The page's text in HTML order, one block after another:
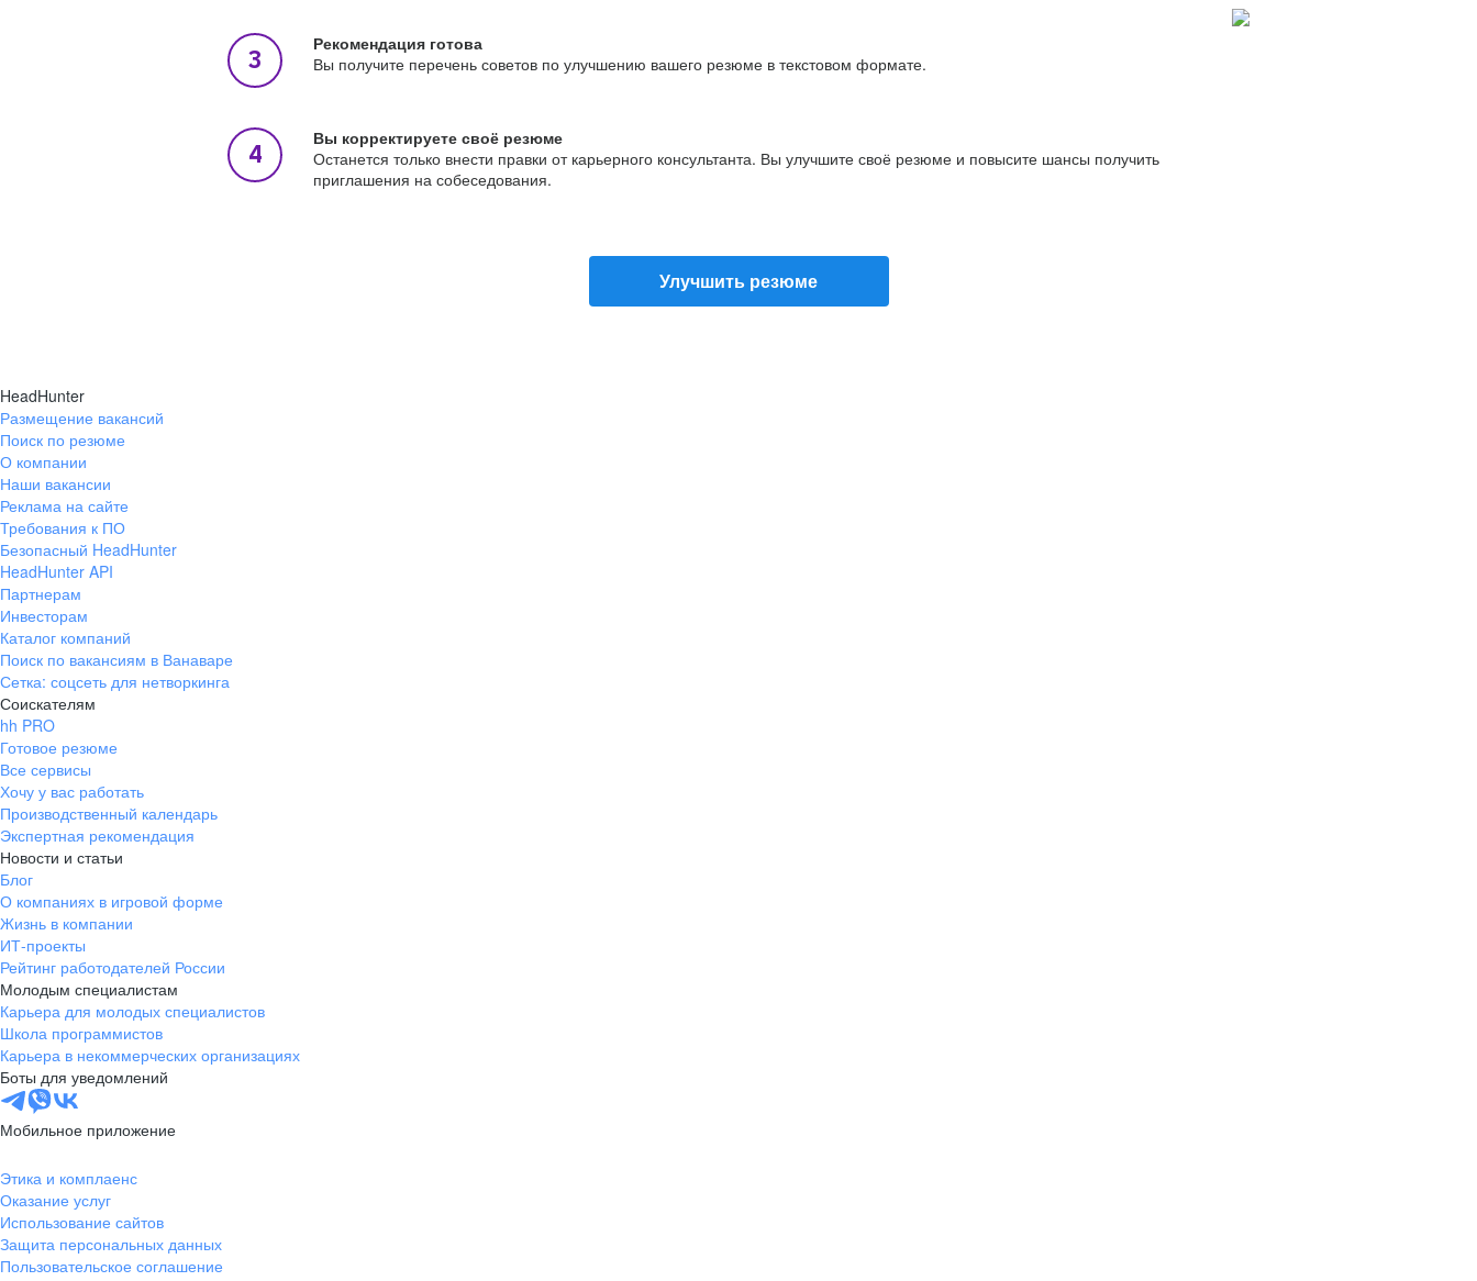
Рекомендация готова
Вы получите перечень советов по улучшению вашего резюме в текстовом формате.
Вы корректируете своё резюме
Останется только внести правки от карьерного консультанта. Вы улучшите своё резюме и повысите шансы получить
приглашения на собеседования.
Улучшить резюме
HeadHunter
Размещение вакансий
Поиск по резюме
О компании
Наши вакансии
Реклама на сайте
Требования к ПО
Безопасный HeadHunter
HeadHunter API
Партнерам
Инвесторам
Каталог компаний
Поиск по вакансиям в Ванаваре
Сетка: соцсеть для нетворкинга
Соискателям
hh PRO
Готовое резюме
Все сервисы
Хочу у вас работать
Производственный календарь
Экспертная рекомендация
Новости и статьи
Блог
О компаниях в игровой форме
Жизнь в компании
ИТ-проекты
Рейтинг работодателей России
Молодым специалистам
Карьера для молодых специалистов
Школа программистов
Карьера в некоммерческих организациях
Боты для уведомлений
Мобильное приложение
Этика и комплаенс
Оказание услуг
Использование сайтов
Защита персональных данных
Пользовательское соглашение